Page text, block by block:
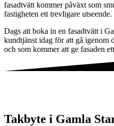
fasadtvätt kommer påväxt som
fastigheten ett trevligare utseende.
Dags att boka in en fasadtvätt i
kundtjänst idag för att gå igenom
och som kommer att ge fasaden
Takbyte i Gamla